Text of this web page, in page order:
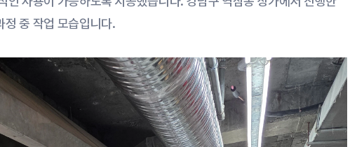
정 중 작업 모습입니다.